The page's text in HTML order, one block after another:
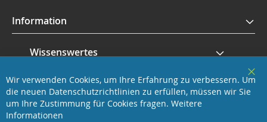
Information
Wissenswertes
Service
Revisage GmbH
Wir verwenden Cookies, um Ihre Erfahrung zu verbessern. Um
die neuen Datenschutzrichtlinien zu erfüllen, müssen wir Sie
um Ihre Zustimmung für Cookies fragen. Weitere
Informationen